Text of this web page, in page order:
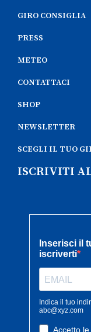
GIRO CONSIGLIA
PRESS
METEO
CONTATTACI
SHOP
NEWSLETTER
SCEGLI IL TUO
ISCRIVITI